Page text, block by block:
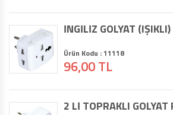
İNGİLİZ GOLYAT (IŞIKLI)
Ürün Kodu : 11118
96,00 TL
2 Lİ TOPRAKLI GOLYAT